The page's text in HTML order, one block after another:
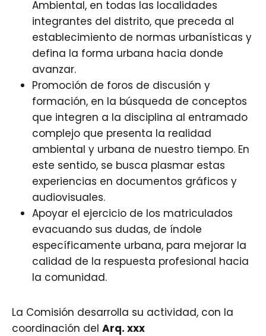
Ambiental, en todas las localidades
integrantes del distrito, que preceda al
establecimiento de normas urbanísticas y
defina la forma urbana hacia donde
avanzar.
Promoción de foros de discusión y
formación, en la búsqueda de conceptos
que integren a la disciplina al entramado
complejo que presenta la realidad
ambiental y urbana de nuestro tiempo. En
este sentido, se busca plasmar estas
experiencias en documentos gráficos y
audiovisuales.
Apoyar el ejercicio de los matriculados
evacuando sus dudas, de índole
específicamente urbana, para mejorar la
calidad de la respuesta profesional hacia
la comunidad.
La Comisión desarrolla su actividad, con la
coordinación del Arq. xxx